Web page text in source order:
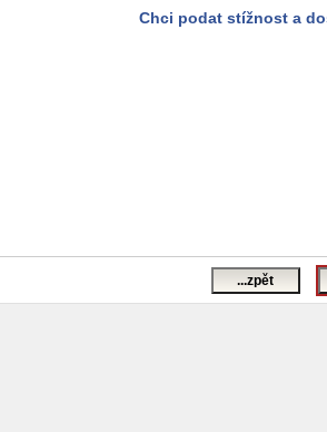
Chci podat stížnost a